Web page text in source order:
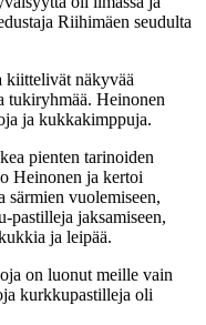
Riihimäen seudulta
kiittelivät näkyvää
tukiryhmää. Heinonen
ja kukkakimppuja.
pienten tarinoiden
Heinonen ja kertoi
särmien vuolemiseen,
pastilleja jaksamiseen,
ja leipää.
on luonut meille vain
kurkkupastilleja oli